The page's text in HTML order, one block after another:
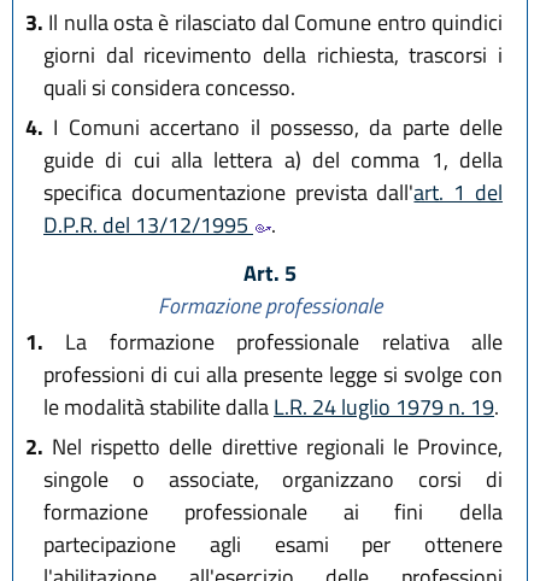
3. Il nulla osta è rilasciato dal Comune entro quindici
giorni dal ricevimento della richiesta, trascorsi i
quali si considera concesso.
4. I Comuni accertano il possesso, da parte delle
guide di cui alla lettera a) del comma 1, della
specifica documentazione prevista dall'art. 1 del
D.P.R. del 13/12/1995
.
Art. 5
Formazione professionale
1. La formazione professionale relativa alle
professioni di cui alla presente legge si svolge con
le modalità stabilite dallaL.R. 24 luglio 1979 n. 19.
2. Nel rispetto delle direttive regionali le Province,
singole o associate, organizzano corsi di
formazione professionale ai fini della
partecipazione agli esami per ottenere